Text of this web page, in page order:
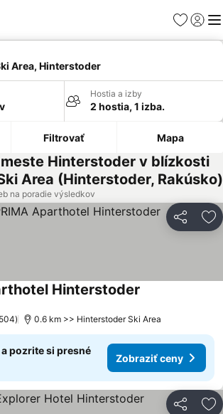
Obľúbené
Area, Hinterstoder
Hostia a izby
2 hostia, 1 izba.
Filtrovať Mapa
Hinterstoder v blízkosti
Area (Hinterstoder, Rakúsko)
na poradie výsledkov
Zdieľať
Hinterstoder
0.6 km >> Hinterstoder Ski Area
pozrite si presné
Zobraziť ceny
Zdieľať